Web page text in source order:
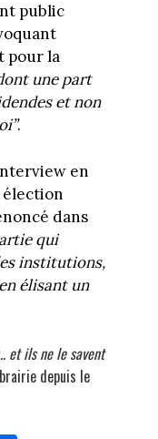
public
pour la
une part
et non
.
en
dans
qui
institutions,
élisant un
et ils ne le savent
depuis le